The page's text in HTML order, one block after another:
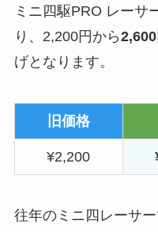
ミニ四駆PRO レーサ
り、2,200円から
げとなります。
旧価格
¥2,200
往年のミニ四レーサ